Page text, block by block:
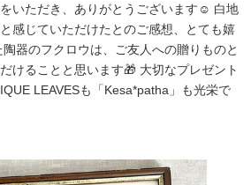
いただき、ありがとうございます☺️ 白地
感じていただけたとのご感想、とても嬉
器のフクロウは、ご友人への贈りものと
けることと思います🎁 大切なプレゼント
LEAVESも「Kesa*patha」も光栄で